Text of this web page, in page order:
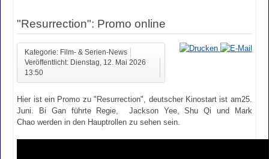
"Resurrection": Promo online
Kategorie: Film- & Serien-News
Veröffentlicht: Dienstag, 12. Mai 2026
13:50
Hier ist ein Promo zu "Resurrection", deutscher Kinostart ist am25.
Juni. Bi Gan führte Regie, Jackson Yee, Shu Qi und Mark
Chao werden in den Hauptrollen zu sehen sein.